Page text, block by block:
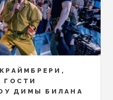
ГОСТИ
ДИМЫ БИЛАНА